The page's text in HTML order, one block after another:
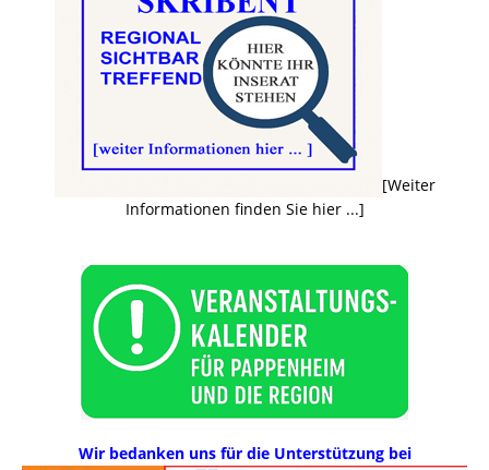
[Weiter
Informationen finden Sie hier ...]
Wir bedanken uns für die Unterstützung bei